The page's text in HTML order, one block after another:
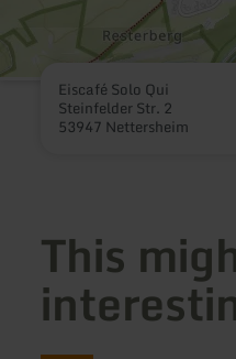
Eiscafé Solo Qui
Steinfelder Str. 2
53947 Nettersheim
This